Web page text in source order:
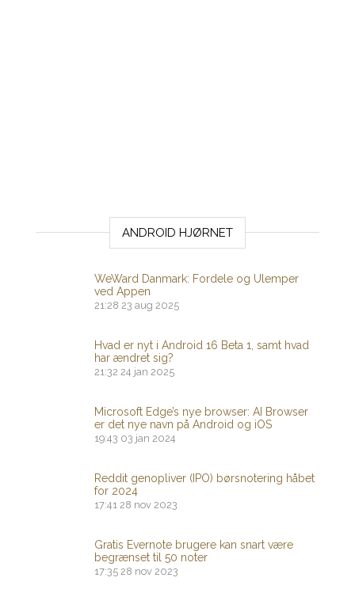
ANDROID HJØRNET
WeWard Danmark: Fordele og Ulemper
ved Appen
21:28 23 aug 2025
Hvad er nyt i Android 16 Beta 1, samt hvad
har ændret sig?
21:32 24 jan 2025
Microsoft Edge’s nye browser: AI Browser
er det nye navn på Android og iOS
19:43 03 jan 2024
Reddit genopliver (IPO) børsnotering håbet
for 2024
17:41 28 nov 2023
Gratis Evernote brugere kan snart være
begrænset til 50 noter
17:35 28 nov 2023